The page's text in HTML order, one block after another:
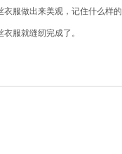
服做出来美观，记住什么样
服就缝纫完成了。